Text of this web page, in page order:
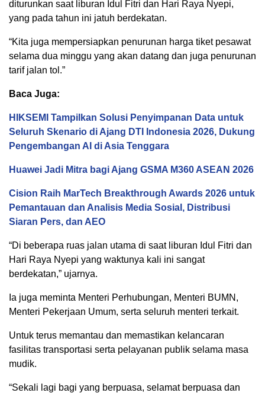
diturunkan saat liburan Idul Fitri dan Hari Raya Nyepi,
yang pada tahun ini jatuh berdekatan.
“Kita juga mempersiapkan penurunan harga tiket pesawat
selama dua minggu yang akan datang dan juga penurunan
tarif jalan tol.”
Baca Juga:
HIKSEMI Tampilkan Solusi Penyimpanan Data untuk
Seluruh Skenario di Ajang DTI Indonesia 2026, Dukung
Pengembangan AI di Asia Tenggara
Huawei Jadi Mitra bagi Ajang GSMA M360 ASEAN 2026
Cision Raih MarTech Breakthrough Awards 2026 untuk
Pemantauan dan Analisis Media Sosial, Distribusi
Siaran Pers, dan AEO
“Di beberapa ruas jalan utama di saat liburan Idul Fitri dan
Hari Raya Nyepi yang waktunya kali ini sangat
berdekatan,” ujarnya.
Ia juga meminta Menteri Perhubungan, Menteri BUMN,
Menteri Pekerjaan Umum, serta seluruh menteri terkait.
Untuk terus memantau dan memastikan kelancaran
fasilitas transportasi serta pelayanan publik selama masa
mudik.
“Sekali lagi bagi yang berpuasa, selamat berpuasa dan